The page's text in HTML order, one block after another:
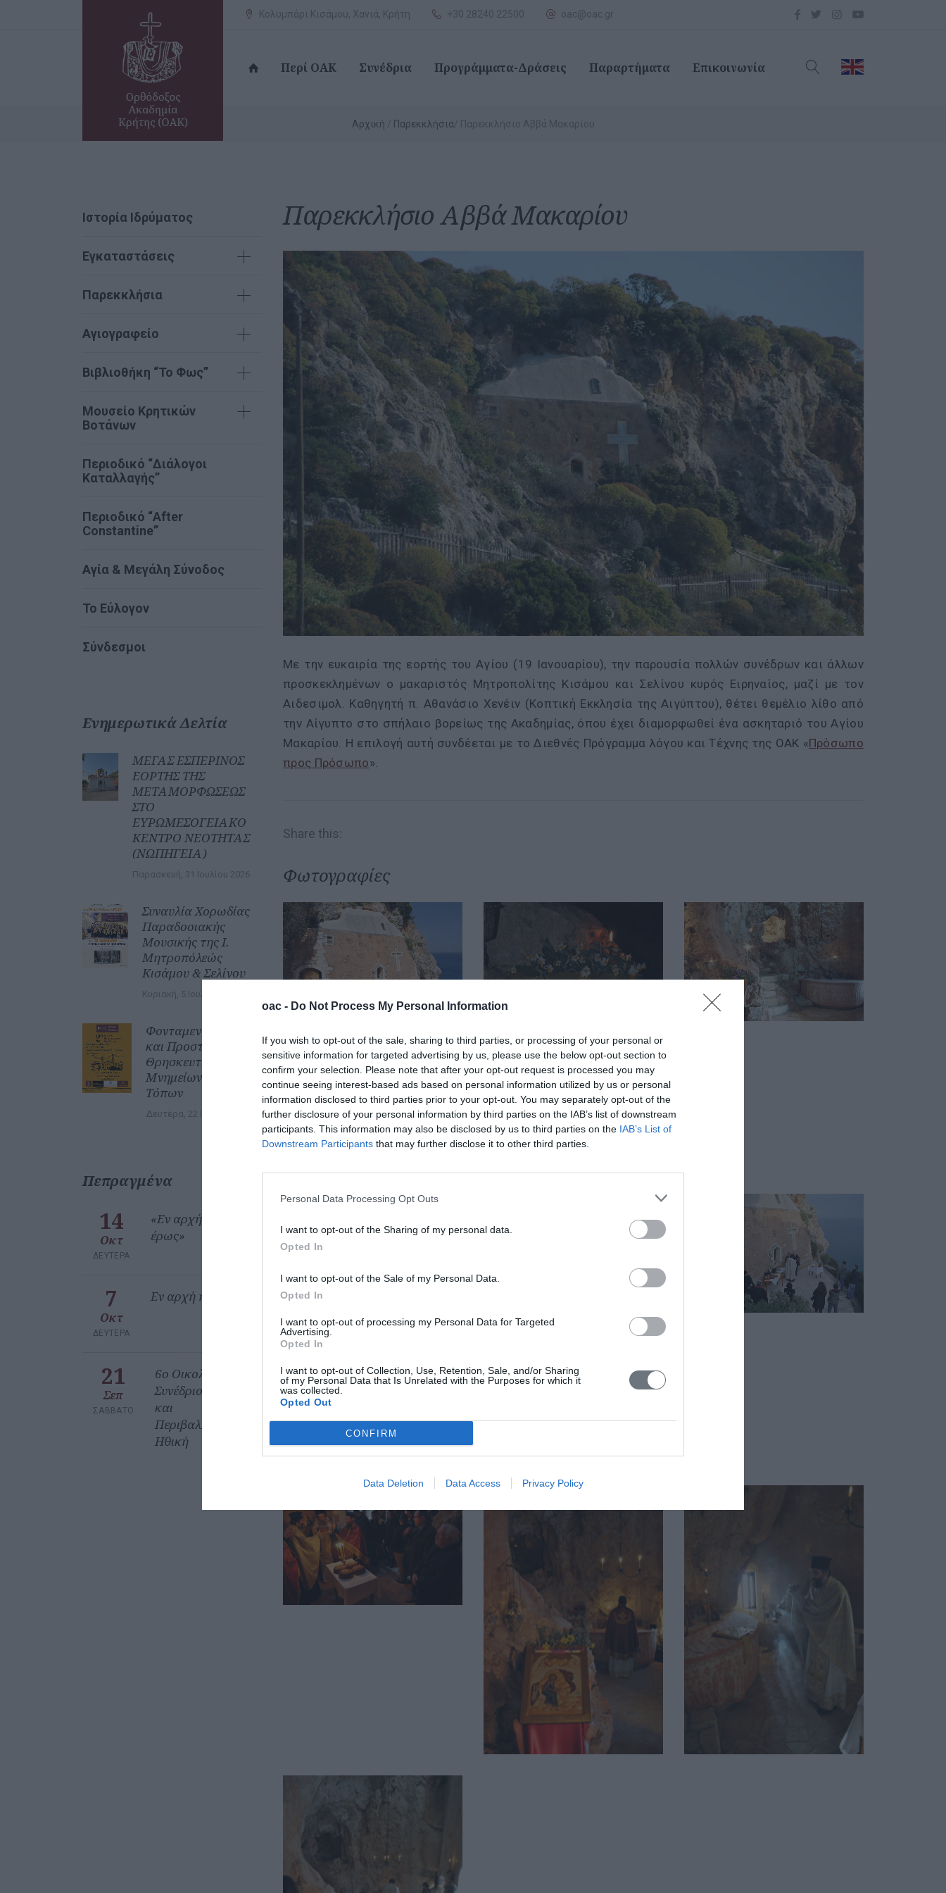
oac - Do Not Process My Personal Information
If you wish to opt-out of the sale, sharing to third parties, or processing of your personal or
sensitive information for targeted advertising by us, please use the below opt-out section to
confirm your selection. Please note that after your opt-out request is processed you may
continue seeing interest-based ads based on personal information utilized by us or personal
information disclosed to third parties prior to your opt-out. You may separately opt-out of the
further disclosure of your personal information by third parties on the IAB’s list of downstream
participants. This information may also be disclosed by us to third parties on the IAB’s List of
Downstream Participants that may further disclose it to other third parties.
Personal Data Processing Opt Outs
I want to opt-out of the Sharing of my personal data.
Opted In
I want to opt-out of the Sale of my Personal Data.
Opted In
I want to opt-out of processing my Personal Data for Targeted
Advertising.
Opted In
I want to opt-out of Collection, Use, Retention, Sale, and/or Sharing
of my Personal Data that Is Unrelated with the Purposes for which it
was collected.
Opted Out
CONFIRM
Data Deletion Data Access Privacy Policy
Κολυμπάρι Κισάμου, Χανιά, Κρήτη +30 28240 22500 oac@oac.gr
Περί ΟΑΚ Συνέδρια Προγράμματα-Δράσεις Παραρτήματα Επικοινωνία
Αρχική Παρεκκλήσια Παρεκκλήσιο Αββά Μακαρίου
Παρεκκλήσιο Αββά Μακαρίου
Με την ευκαιρία της εορτής του Αγίου (19 Ιανουαρίου), την παρουσία πολλών συνέδρων και άλλων
προσκεκλημένων ο μακαριστός Μητροπολίτης Κισάμου και Σελίνου κυρός Ειρηναίος, μαζί με τον
Αιδεσιμολ. Καθηγητή π. Αθανάσιο Χενέιν (Κοπτική Εκκλησία της Αιγύπτου), θέτει θεμέλιο λίθο από
την Αίγυπτο στο σπήλαιο βορείως της Ακαδημίας, όπου έχει διαμορφωθεί ένα ασκηταριό του Αγίου
Μακαρίου. Η επιλογή αυτή συνδέεται με το Διεθνές Πρόγραμμα λόγου και Τέχνης της ΟΑΚ «Πρόσωπο
προς Πρόσωπο».
Share this:
Φωτογραφίες
Ιστορία Ιδρύματος
Εγκαταστάσεις
Παρεκκλήσια
Αγιογραφείο
Βιβλιοθήκη “Το Φως”
Μουσείο Κρητικών
Βοτάνων
Περιοδικό “Διάλογοι
Καταλλαγής”
Περιοδικό “After
Constantine”
Αγία & Μεγάλη Σύνοδος
Το Εύλογον
Σύνδεσμοι
Ενημερωτικά Δελτία
ΜΕΓΑΣ ΕΣΠΕΡΙΝΟΣ
ΕΟΡΤΗΣ ΤΗΣ
ΜΕΤΑΜΟΡΦΩΣΕΩΣ
ΣΤΟ
ΕΥΡΩΜΕΣΟΓΕΙΑΚΟ
ΚΕΝΤΡΟ ΝΕΟΤΗΤΑΣ
(ΝΩΠΗΓΕΙΑ)
Παρασκευή, 31 Ιουλίου 2026
Συναυλία Χορωδίας
Παραδοσιακής
Μουσικής της Ι.
Μητροπόλεώς
Κισάμου & Σελίνου
Κυριακή, 5 Ιουλίου 2026
Φονταμενταλισμός
και Προστασία των
Θρησκευτικών
Μνημείων και
Τόπων
Δευτέρα, 22 Ιουνίου 2026
Πεπραγμένα
14
Οκτ
ΔΕΥΤΈΡΑ
«Εν αρχή ην ο
έρως»
7
Οκτ
ΔΕΥΤΈΡΑ
Εν αρχή ην ο έρως
21
Σεπ
ΣΆΒΒΑΤΟ
6ο Οικολογικό
Συνέδριο Θεολογία
και
Περιβαλλοντική
Ηθική